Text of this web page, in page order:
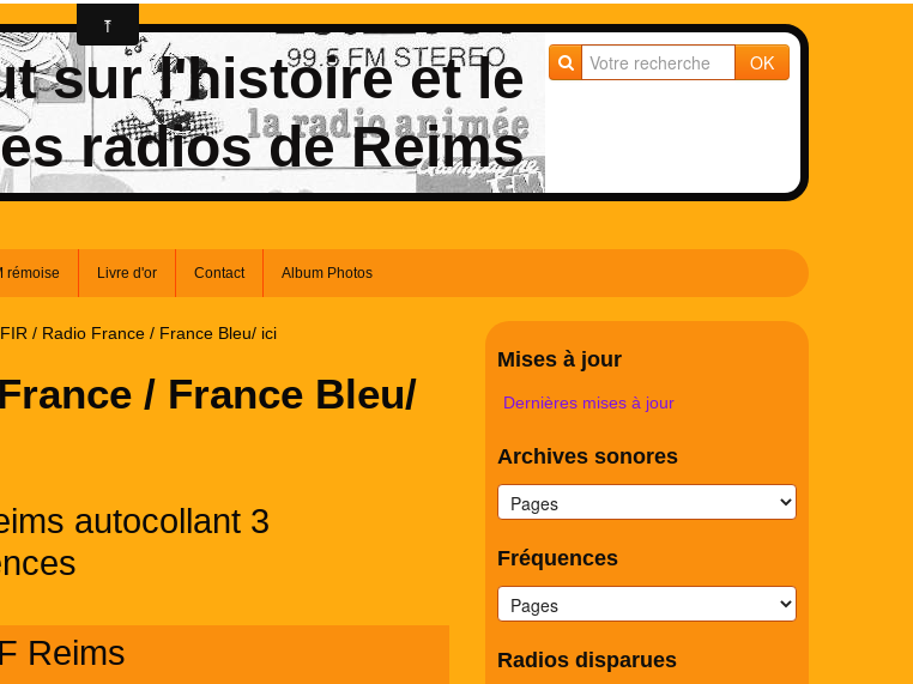
OK
sur l'histoire et le
radios de Reims
rémoise Livre d'or Contact Album Photos
FIR / Radio France / France Bleu/ ici
/ France Bleu/
autocollant 3
Reims
Mises à jour
Dernières mises à jour
Archives sonores
Fréquences
Radios disparues